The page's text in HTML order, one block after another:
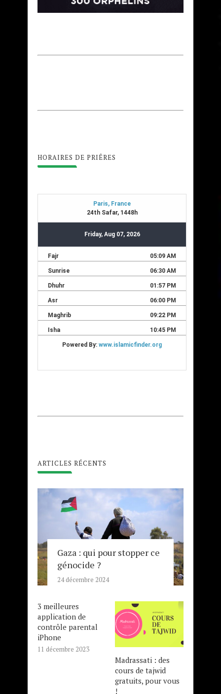
HORAIRES DE PRIÊRES
ARTICLES RÉCENTS
Gaza : qui pour stopper ce
génocide ?
24 décembre 2024
3 meilleures
application de
contrôle parental
iPhone
11 décembre 2023
Madrassati : des
cours de tajwid
gratuits, pour vous
!